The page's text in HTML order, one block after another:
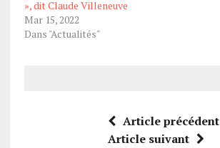
», dit Claude Villeneuve
Mar 15, 2022
Dans "Actualités"
Article précédent
Article suivant